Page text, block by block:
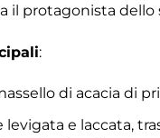
il protagonista dello
:
di acacia di
levigata e laccata,